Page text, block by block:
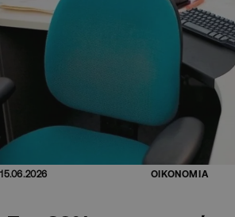
15.06.2026 ΟΙΚΟΝΟΜΙΑ